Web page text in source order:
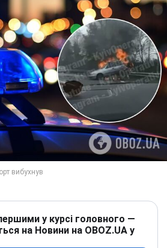
у курсі головного —
на Новини на OBOZ.UA у